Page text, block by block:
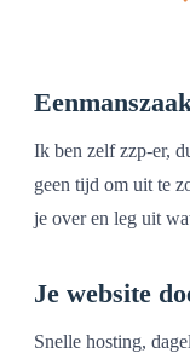
Ik ben zelf zzp-er,
geen tijd om uit te
je over en leg uit
Je website
Snelle hosting,